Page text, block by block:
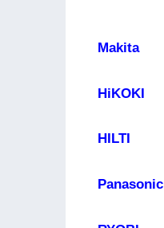
Makita
HiKOKI
HILTI
Panasonic